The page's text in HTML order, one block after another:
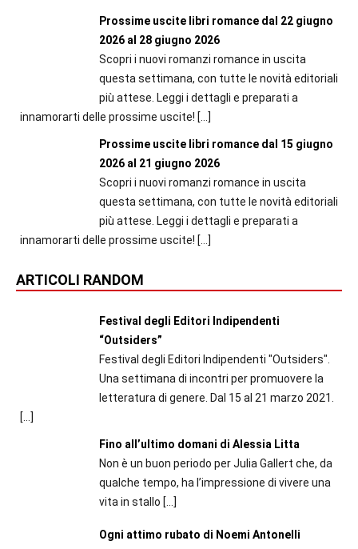
Prossime uscite libri romance dal 22 giugno
2026 al 28 giugno 2026
Scopri i nuovi romanzi romance in uscita
questa settimana, con tutte le novità editoriali
più attese. Leggi i dettagli e preparati a
innamorarti delle prossime uscite! […]
Prossime uscite libri romance dal 15 giugno
2026 al 21 giugno 2026
Scopri i nuovi romanzi romance in uscita
questa settimana, con tutte le novità editoriali
più attese. Leggi i dettagli e preparati a
innamorarti delle prossime uscite! […]
ARTICOLI RANDOM
Festival degli Editori Indipendenti
“Outsiders”
Festival degli Editori Indipendenti "Outsiders".
Una settimana di incontri per promuovere la
letteratura di genere. Dal 15 al 21 marzo 2021.
[…]
Fino all’ultimo domani di Alessia Litta
Non è un buon periodo per Julia Gallert che, da
qualche tempo, ha l’impressione di vivere una
vita in stallo […]
Ogni attimo rubato di Noemi Antonelli